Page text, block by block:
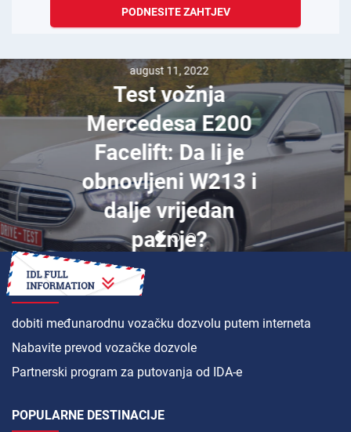
PODNESITE ZAHTJEV
april 10, 2026
Po čemu je
Njemačka
poznata?
KAKO
dobiti međunarodnu vozačku dozvolu putem interneta
Nabavite prevod vozačke dozvole
Partnerski program za putovanja od IDA-e
POPULARNE DESTINACIJE